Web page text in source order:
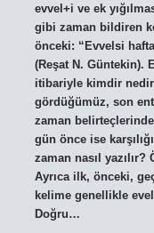
evvel+i ve ek
gibi zaman bildiren
önceki: “Evvelsi
(Reşat N. Güntekin).
itibariyle kimdir
gördüğümüz, son
zaman
gün önce ise
zaman nasıl
Ayrıca ilk, önceki,
kelime genellikle
Doğru…